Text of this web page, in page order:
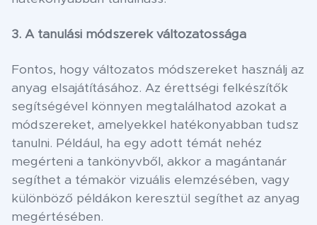
3. A tanulási módszerek változatossága
Fontos, hogy változatos módszereket használj az
anyag elsajátításához. Az érettségi felkészítők
segítségével könnyen megtalálhatod azokat a
módszereket, amelyekkel hatékonyabban tudsz
tanulni. Például, ha egy adott témát nehéz
megérteni a tankönyvből, akkor a magántanár
segíthet a témakör vizuális elemzésében, vagy
különböző példákon keresztül segíthet az anyag
megértésében.